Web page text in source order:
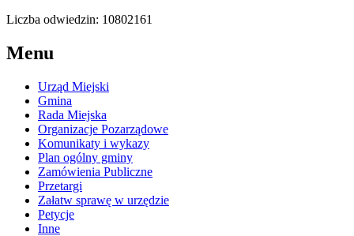
Liczba odwiedzin: 10802161
Menu
Urząd Miejski
Gmina
Rada Miejska
Organizacje Pozarządowe
Komunikaty i wykazy
Plan ogólny gminy
Zamówienia Publiczne
Przetargi
Załatw sprawę w urzędzie
Petycje
Inne